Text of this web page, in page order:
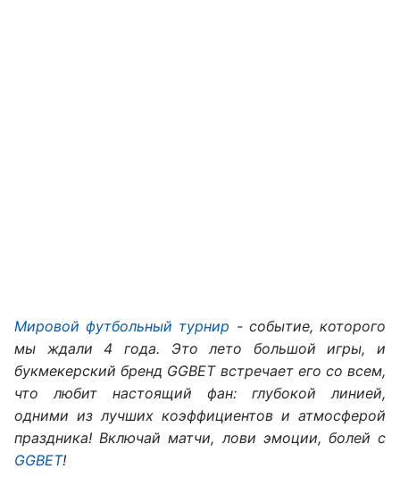
Мировой футбольный турнир - событие, которого
мы ждали 4 года. Это лето большой игры, и
букмекерский бренд GGBET встречает его со всем,
что любит настоящий фан: глубокой линией,
одними из лучших коэффициентов и атмосферой
праздника! Включай матчи, лови эмоции, болей с
GGBET!